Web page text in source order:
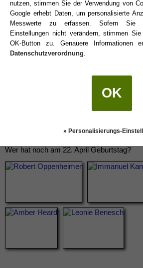
Wer hat noch am 22. April Geburtstag?
nutzen, stimmen Sie der Verwendung von
Google erhebt Daten, um personalisierte
Messwerte zu erfassen. Sofern Sie
Einstellungen nicht verändern, stimmen
OK-Button zu. Genauere Informationen
Datenschutzverordnung.
OK
» Personalisierungs-